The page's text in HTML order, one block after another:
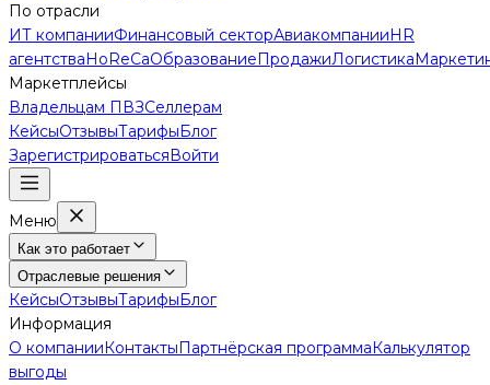
По отрасли
ИТ компанииФинансовый секторАвиакомпанииHR
агентстваHoReCaОбразованиеПродажиЛогистика
Маркетплейсы
Владельцам ПВЗСеллерам
КейсыОтзывыТарифыБлог
ЗарегистрироватьсяВойти
Меню
Как это работает
Отраслевые решения
КейсыОтзывыТарифыБлог
Информация
О компанииКонтактыПартнёрская программаКалькулятор
выгоды